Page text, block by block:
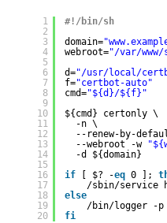
1
2
3
4
5
6
7
8
9
10
11
12
13
14
15
16
17
18
19
20
#!/bin/sh
domain=
webroot="/var/
d="/usr/local/
f="certbot-auto"
cmd="${d}/${f}"
${cmd} certonly \
-n \
--renew-by-
--webroot -w
-d ${domain}
if
[ $? -eq 0 ];
/sbin/service
else
/bin/logger
-
fi